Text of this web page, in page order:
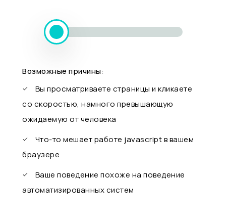
Возможные причины:
Вы просматриваете страницы и кликаете
со скоростью, намного превышающую
ожидаемую от человека
Что-то мешает работе javascript в вашем
браузере
Ваше поведение похоже на поведение
автоматизированных систем